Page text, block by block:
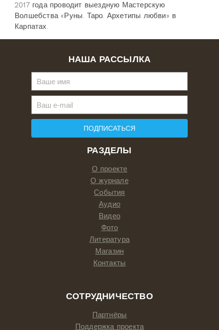
2017 года проводит выездную Мастерскую
Волшебства «Руны. Таро. Архетипы любви» в
Карпатах.
РАЗДЕЛЫ
О проекте
О журнале
События
Аудио
Видео
Фото
Литература
Магазин
Контакты
СОТРУДНИЧЕСТВО
Партнёры
Поддержка проекта
НАША РАССЫЛКА
ПОДПИСАТЬСЯ